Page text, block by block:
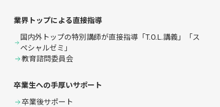
業界トップによる直接指導
国内外トップの特別講師が直接指導「T.O.L.講義」「ス
ペシャルゼミ」
教育諮問委員会
卒業生への手厚いサポート
卒業後サポート